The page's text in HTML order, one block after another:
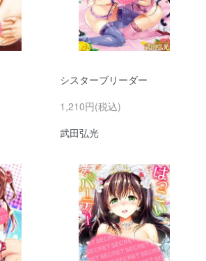
シスターブリーダー
1,210円(税込)
武田弘光